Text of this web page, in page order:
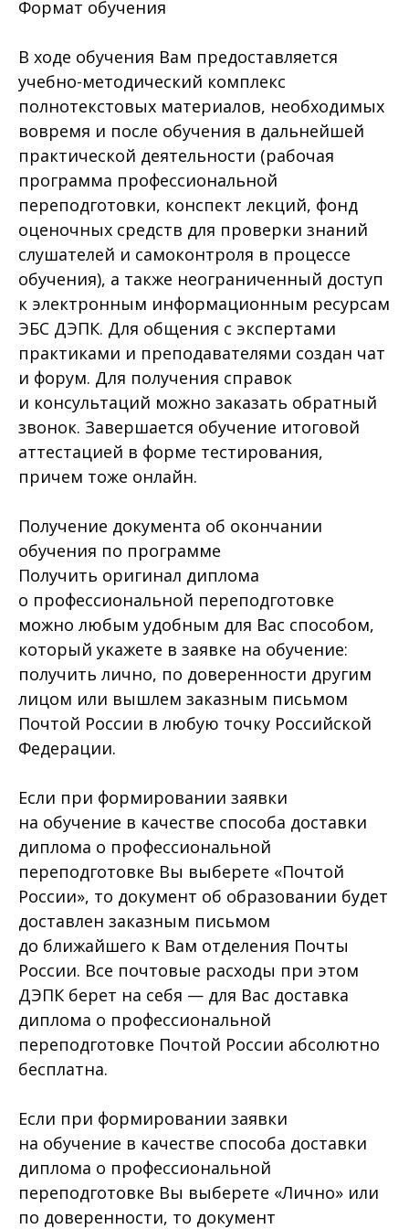
Формат обучения
В ходе обучения Вам предоставляется
учебно-методический комплекс
полнотекстовых материалов, необходимых
вовремя и после обучения в дальнейшей
практической деятельности (рабочая
программа профессиональной
переподготовки, конспект лекций, фонд
оценочных средств для проверки знаний
слушателей и самоконтроля в процессе
обучения), а также неограниченный доступ
к электронным информационным ресурсам
ЭБС ДЭПК. Для общения с экспертами
практиками и преподавателями создан чат
и форум. Для получения справок
и консультаций можно заказать обратный
звонок. Завершается обучение итоговой
аттестацией в форме тестирования,
причем тоже онлайн.
Получение документа об окончании
обучения по программе
Получить оригинал диплома
о профессиональной переподготовке
можно любым удобным для Вас способом,
который укажете в заявке на обучение:
получить лично, по доверенности другим
лицом или вышлем заказным письмом
Почтой России в любую точку Российской
Федерации.
Если при формировании заявки
на обучение в качестве способа доставки
диплома о профессиональной
переподготовке Вы выберете «Почтой
России», то документ об образовании будет
доставлен заказным письмом
до ближайшего к Вам отделения Почты
России. Все почтовые расходы при этом
ДЭПК берет на себя — для Вас доставка
диплома о профессиональной
переподготовке Почтой России абсолютно
бесплатна.
Если при формировании заявки
на обучение в качестве способа доставки
диплома о профессиональной
переподготовке Вы выберете «Лично» или
по доверенности, то документ